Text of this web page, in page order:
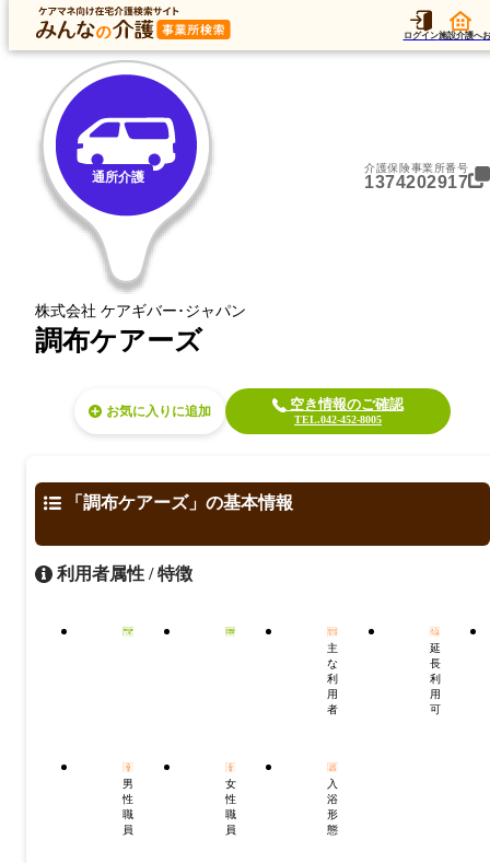
ログイン施設介護へ
トップ データ
トップ 東京都 調布市 通所介護 調布ケアーズ
通所介護
株式会社 ケアギバー･ジャパン
介護保険事業所番号
1374202917
調布ケアーズ
お気に入り 空き情報のご確認
TEL.042-452-8005
「調布ケアーズ」の基本情報
利用者属性 / 特徴
主
な
利
用
者
延
長
利
用
可
男
性
職
員
女
性
職
員
入
浴
形
態